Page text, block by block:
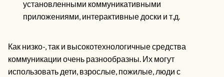
установленными коммуникативными
приложениями, интерактивные доски и т.д.
Как низко-, так и высокотехнологичные средства
коммуникации очень разнообразны. Их могут
использовать дети, взрослые, пожилые, люди с